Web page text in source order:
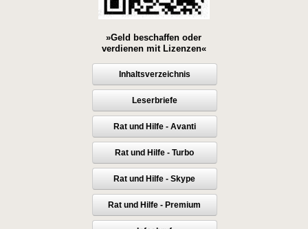
»Geld beschaffen oder
verdienen mit Lizenzen«
Inhaltsverzeichnis
Leserbriefe
Rat und Hilfe - Avanti
Rat und Hilfe - Turbo
Rat und Hilfe - Skype
Rat und Hilfe - Premium